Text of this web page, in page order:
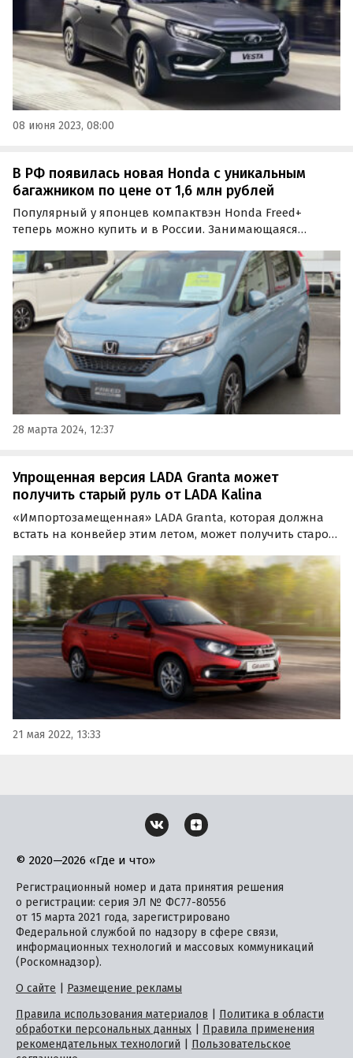
08 июня 2023, 08:00
В РФ появилась новая Honda с уникальным
багажником по цене от 1,6 млн рублей
Популярный у японцев компактвэн Honda Freed+
теперь можно купить и в России. Занимающаяся
предлагает привезти его под заказ за 1 600 000 — 1 800
000 рублей, выяснили «Автоновости дня».
28 марта 2024, 12:37
Упрощенная версия LADA Granta может
получить старый руль от LADA Kalina
«Импортозамещенная» LADA Granta, которая должна
встать на конвейер этим летом, может получить старое
Kalina.
21 мая 2022, 13:33
© 2020—2026 «Где и что»
Регистрационный номер и дата принятия решения
о регистрации: серия ЭЛ № ФС77-80556
от 15 марта 2021 года, зарегистрировано
Федеральной службой по надзору в сфере связи,
информационных технологий и массовых коммуникаций
(Роскомнадзор).
О сайте
Размещение рекламы
Правила использования материалов
Политика в области
обработки персональных данных
Правила применения
рекомендательных технологий
Пользовательское